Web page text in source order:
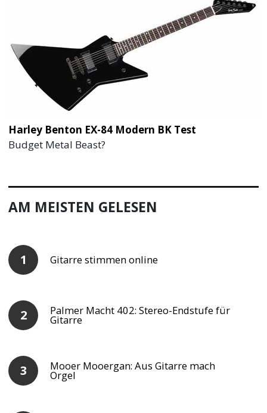
Harley Benton EX-84 Modern BK Test
Budget Metal Beast?
AM MEISTEN GELESEN
Gitarre stimmen online
Palmer Macht 402: Stereo-Endstufe für
Gitarre
Mooer Mooergan: Aus Gitarre mach
Orgel